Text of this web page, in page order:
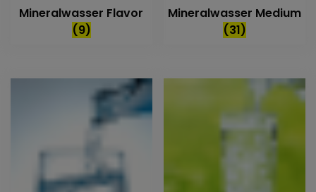
Mineralwasser Flavor
(9)
Mineralwasser Medium
(31)